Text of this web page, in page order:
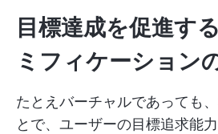
目標達成を促進す
ミフィケーション
たとえバーチャルであっても
とで、ユーザーの目標追求能